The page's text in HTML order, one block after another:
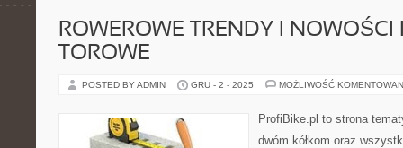
ROWEROWE TRENDY I
TOROWE
POSTED BY ADMIN GRU - 2 - 2025 MOŻLIWOŚĆ
ProfiBike.pl to strona
dwóm kółkom oraz